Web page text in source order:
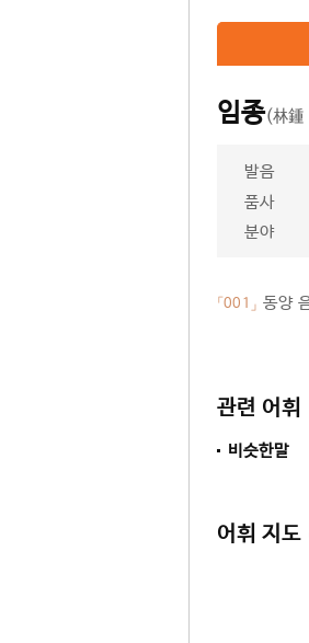
임종(林鍾
발음
품사
분야
「001」 동양
관련 어휘
비슷한말
어휘 지도